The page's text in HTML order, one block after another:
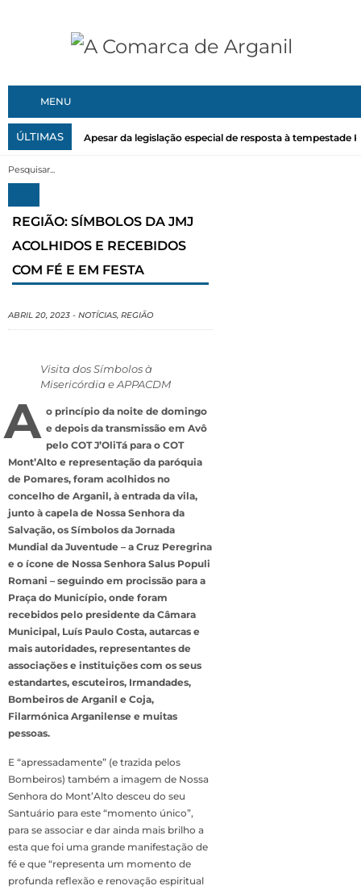
MENU
ÚLTIMAS Apesar da legislação especial de resposta à tempestade
REGIÃO: SÍMBOLOS DA JMJ
ACOLHIDOS E RECEBIDOS
COM FÉ E EM FESTA
ABRIL 20, 2023 - NOTÍCIAS, REGIÃO
Visita dos Símbolos à
Misericórdia e APPACDM
A o princípio da noite de domingo
e depois da transmissão em Avô
pelo COT J’OliTá para o COT
Mont’Alto e representação da paróquia
de Pomares, foram acolhidos no
concelho de Arganil, à entrada da vila,
junto à capela de Nossa Senhora da
Salvação, os Símbolos da Jornada
Mundial da Juventude – a Cruz Peregrina
e o ícone de Nossa Senhora Salus Populi
Romani – seguindo em procissão para a
Praça do Município, onde foram
recebidos pelo presidente da Câmara
Municipal, Luís Paulo Costa, autarcas e
mais autoridades, representantes de
associações e instituições com os seus
estandartes, escuteiros, Irmandades,
Bombeiros de Arganil e Coja,
Filarmónica Arganilense e muitas
pessoas.
E “apressadamente” (e trazida pelos
Bombeiros) também a imagem de Nossa
Senhora do Mont’Alto desceu do seu
Santuário para este “momento único”,
para se associar e dar ainda mais brilho a
esta que foi uma grande manifestação de
fé e que “representa um momento de
profunda reflexão e renovação espiritual